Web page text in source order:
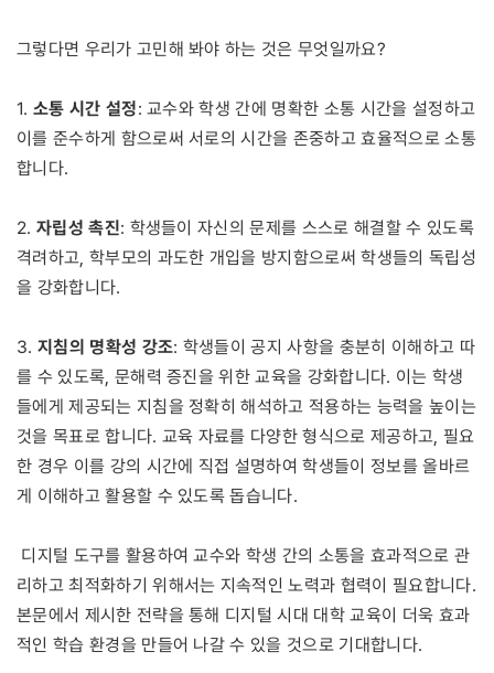
그렇다면 우리가 고민해 봐야 하는 것은 무엇일까요?
1. 소통 시간 설정: 교수와 학생 간에 명확한 소통 시간을 설정하고
이를 준수하게 함으로써 서로의 시간을 존중하고 효율적으로 소통
합니다.
2. 자립성 촉진: 학생들이 자신의 문제를 스스로 해결할 수 있도록
격려하고, 학부모의 과도한 개입을 방지함으로써 학생들의 독립성
을 강화합니다.
3. 지침의 명확성 강조: 학생들이 공지 사항을 충분히 이해하고 따
를 수 있도록, 문해력 증진을 위한 교육을 강화합니다. 이는 학생
들에게 제공되는 지침을 정확히 해석하고 적용하는 능력을 높이는
것을 목표로 합니다. 교육 자료를 다양한 형식으로 제공하고, 필요
한 경우 이를 강의 시간에 직접 설명하여 학생들이 정보를 올바르
게 이해하고 활용할 수 있도록 돕습니다.
디지털 도구를 활용하여 교수와 학생 간의 소통을 효과적으로 관
리하고 최적화하기 위해서는 지속적인 노력과 협력이 필요합니다.
본문에서 제시한 전략을 통해 디지털 시대 대학 교육이 더욱 효과
적인 학습 환경을 만들어 나갈 수 있을 것으로 기대합니다.